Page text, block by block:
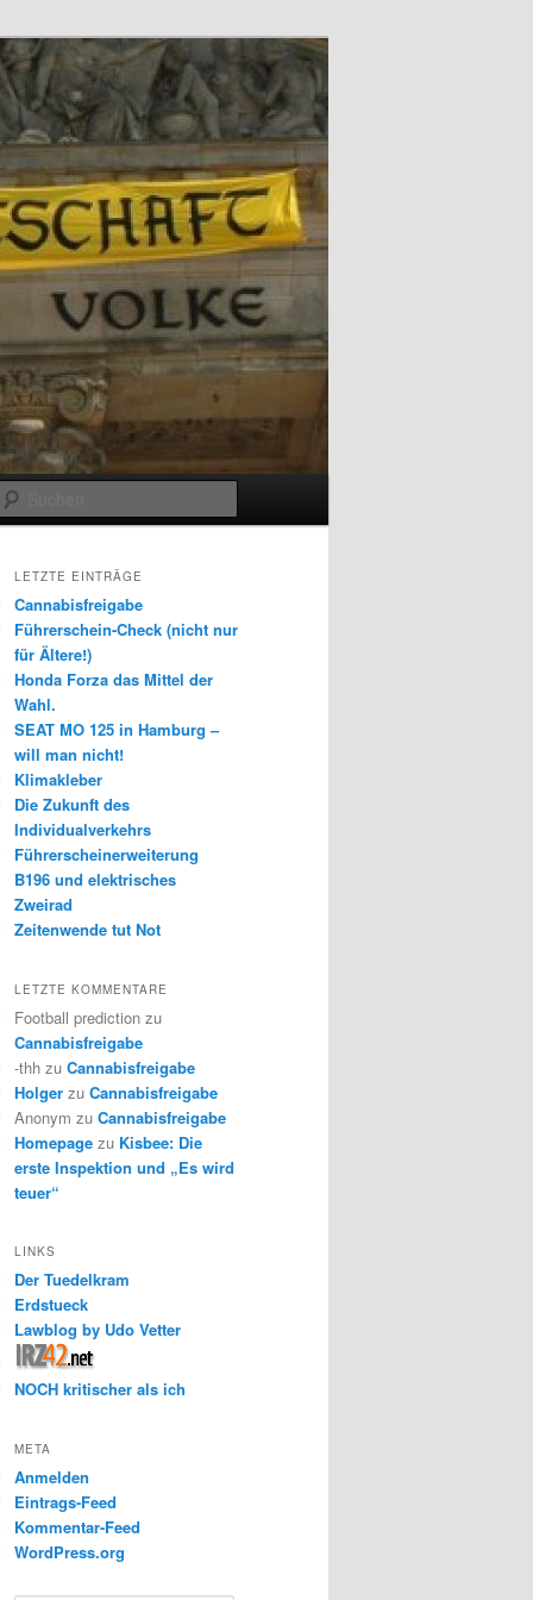
LETZTE EINTRÄGE
Cannabisfreigabe
Führerschein-Check (nicht nur
für Ältere!)
Honda Forza das Mittel der
Wahl.
SEAT MO 125 in Hamburg –
will man nicht!
Klimakleber
Die Zukunft des
Individualverkehrs
Führerscheinerweiterung
B196 und elektrisches
Zweirad
Zeitenwende tut Not
LETZTE KOMMENTARE
Football prediction zu
Cannabisfreigabe
-thh zu Cannabisfreigabe
Holger zu Cannabisfreigabe
Anonym zu Cannabisfreigabe
Homepage zu Kisbee: Die
erste Inspektion und „Es wird
teuer“
LINKS
Der Tuedelkram
Erdstueck
Lawblog by Udo Vetter
NOCH kritischer als ich
META
Anmelden
Eintrags-Feed
Kommentar-Feed
WordPress.org